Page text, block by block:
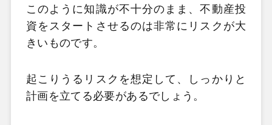
このように知識が不十分のまま、不動産投
資をスタートさせるのは非常にリスクが大
きいものです。
起こりうるリスクを想定して、しっかりと
計画を立てる必要があるでしょう。